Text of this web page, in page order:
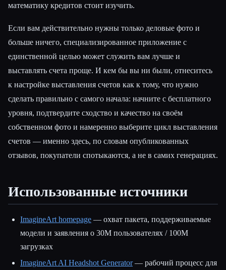
математику кредитов стоит изучить.
Если вам действительно нужны только деловые фото и
больше ничего, специализированное приложение с
единственной целью может служить вам лучше и
выставлять счета проще. И кем бы вы ни были, отнеситесь
к настройке выставления счетов как к тому, что нужно
сделать правильно с самого начала: начните с бесплатного
уровня, подтвердите сходство и качество на своём
собственном фото и намеренно выберите цикл выставления
счетов — именно здесь, по словам опубликованных
отзывов, покупатели спотыкаются, а не в самих генерациях.
Использованные источники
ImagineArt homepage — охват пакета, поддерживаемые
модели и заявления о 30M пользователях / 100M
загрузках
ImagineArt AI Headshot Generator— рабочий процесс для